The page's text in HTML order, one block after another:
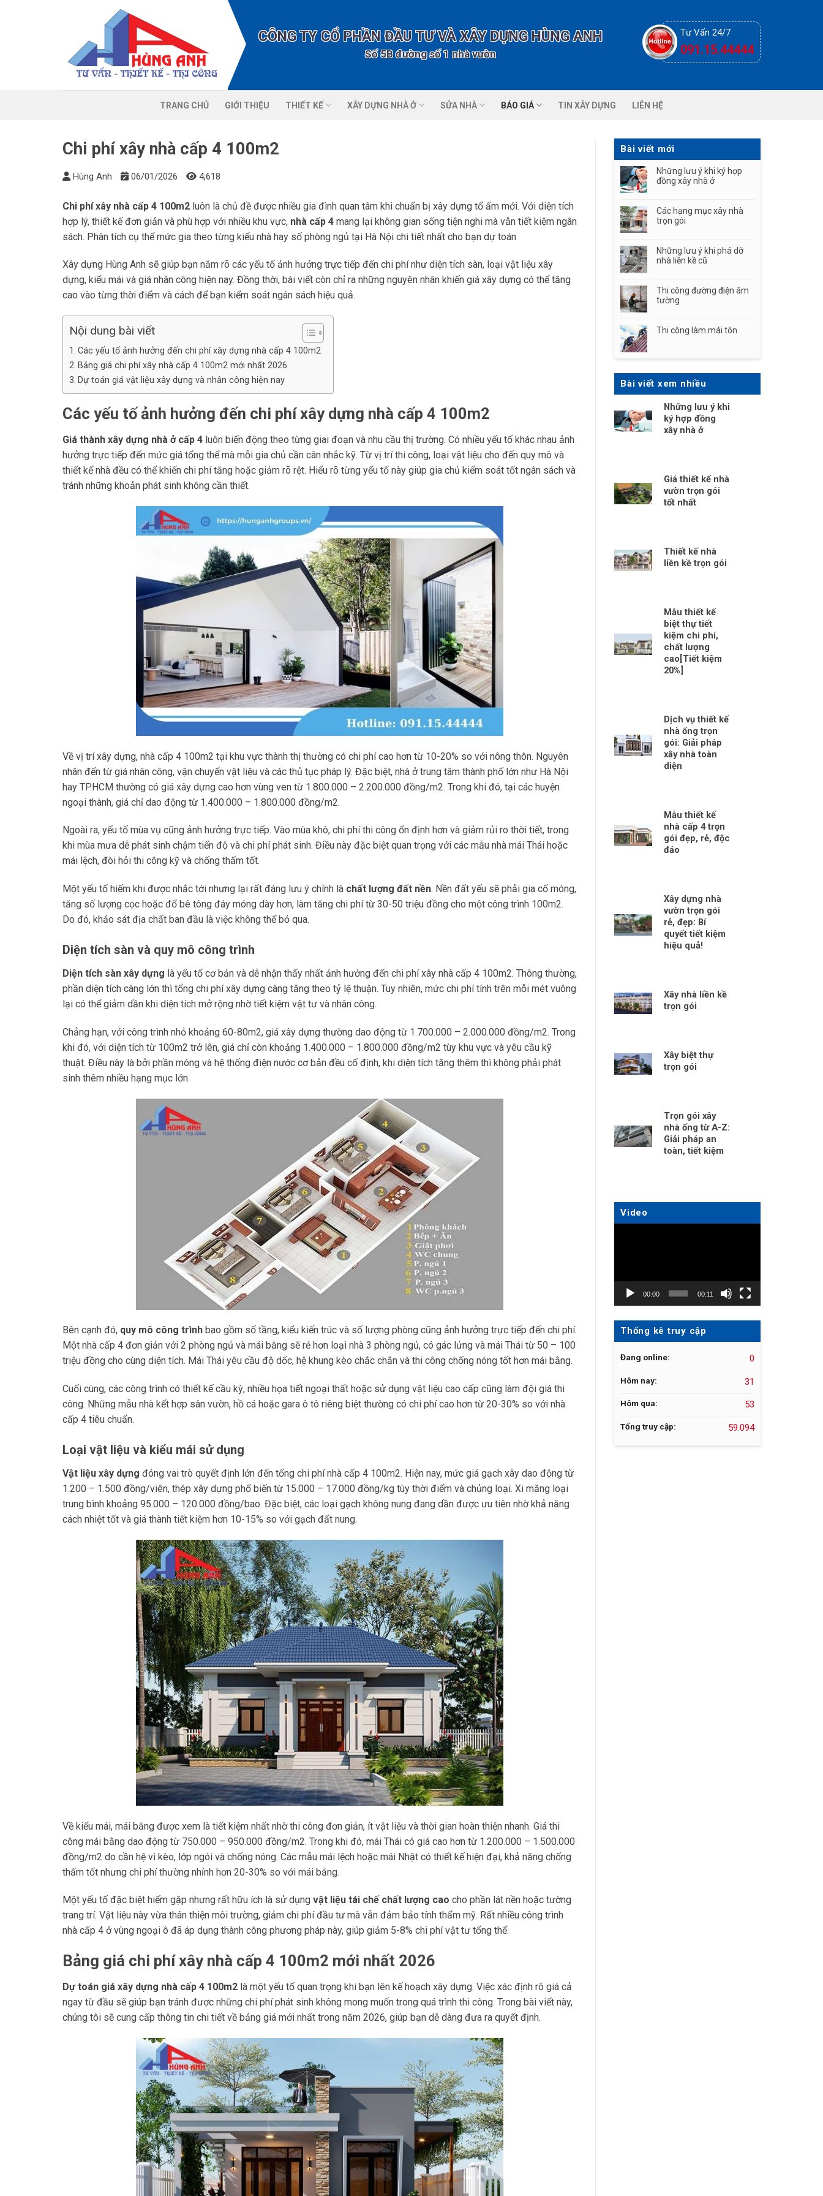
CÔNG TY CỔ PHẦN ĐẦU TƯ VÀ XÂY DỰNG HÙNG ANH
Số 5B đường số 1 nhà vườn 2 KĐT Tổng
Tư Vấn 24/7
091.15.44444
TRANG CHỦ GIỚI THIỆU THIẾT KẾ XÂY DỰNG NHÀ Ở SỬA NHÀ BÁO GIÁ TIN XÂY DỰNG LIÊN HỆ
Chi phí xây nhà cấp 4 100m2
Hùng Anh 06/01/2026 4,618
Chi phí xây nhà cấp 4 100m2 luôn là chủ đề được nhiều gia đình quan tâm khi chuẩn bị xây dựng tổ ấm mới. Với diện tích
hợp lý, thiết kế đơn giản và phù hợp với nhiều khu vực, nhà cấp 4 mang lại không gian sống tiện nghi mà vẫn tiết kiệm ngân
sách. Phân tích cụ thể mức gia theo từng kiểu nhà hay số phòng ngủ tại Hà Nội chi tiết nhất cho bạn dự toán
Xây dựng Hùng Anh sẽ giúp bạn nắm rõ các yếu tố ảnh hưởng trực tiếp đến chi phí như diện tích sàn, loại vật liệu xây
dựng, kiểu mái và giá nhân công hiện nay. Đồng thời, bài viết còn chỉ ra những nguyên nhân khiến giá xây dựng có thể tăng
cao vào từng thời điểm và cách để bạn kiểm soát ngân sách hiệu quả.
Nội dung bài viết
Các yếu tố ảnh hưởng đến chi phí xây dựng nhà cấp 4 100m2
Bảng giá chi phí xây nhà cấp 4 100m2 mới nhất 2026
Dự toán giá vật liệu xây dựng và nhân công hiện nay
Các yếu tố ảnh hưởng đến chi phí xây dựng nhà cấp 4 100m2
Giá thành xây dựng nhà ở cấp 4 luôn biến động theo từng giai đoạn và nhu cầu thị trường. Có nhiều yếu tố khác nhau ảnh
hưởng trực tiếp đến mức giá tổng thể mà mỗi gia chủ cần cân nhắc kỹ. Từ vị trí thi công, loại vật liệu cho đến quy mô và
thiết kế nhà đều có thể khiến chi phí tăng hoặc giảm rõ rệt. Hiểu rõ từng yếu tố này giúp gia chủ kiểm soát tốt ngân sách và
tránh những khoản phát sinh không cần thiết.
Về vị trí xây dựng, nhà cấp 4 100m2 tại khu vực thành thị thường có chi phí cao hơn từ 10-20% so với nông thôn. Nguyên
nhân đến từ giá nhân công, vận chuyển vật liệu và các thủ tục pháp lý. Đặc biệt, nhà ở trung tâm thành phố lớn như Hà Nội
hay TP.HCM thường có giá xây dựng cao hơn vùng ven từ 1.800.000 – 2.200.000 đồng/m2. Trong khi đó, tại các huyện
ngoại thành, giá chỉ dao động từ 1.400.000 – 1.800.000 đồng/m2.
Ngoài ra, yếu tố mùa vụ cũng ảnh hưởng trực tiếp. Vào mùa khô, chi phí thi công ổn định hơn và giảm rủi ro thời tiết, trong
khi mùa mưa dễ phát sinh chậm tiến độ và chi phí phát sinh. Điều này đặc biệt quan trọng với các mẫu nhà mái Thái hoặc
mái lệch, đòi hỏi thi công kỹ và chống thấm tốt.
Một yếu tố hiếm khi được nhắc tới nhưng lại rất đáng lưu ý chính là chất lượng đất nền. Nền đất yếu sẽ phải gia cố móng,
tăng số lượng cọc hoặc đổ bê tông đáy móng dày hơn, làm tăng chi phí từ 30-50 triệu đồng cho một công trình 100m2.
Do đó, khảo sát địa chất ban đầu là việc không thể bỏ qua.
Diện tích sàn và quy mô công trình
Diện tích sàn xây dựng là yếu tố cơ bản và dễ nhận thấy nhất ảnh hưởng đến chi phí xây nhà cấp 4 100m2. Thông thường,
phần diện tích càng lớn thì tổng chi phí xây dựng càng tăng theo tỷ lệ thuận. Tuy nhiên, mức chi phí tính trên mỗi mét vuông
lại có thể giảm dần khi diện tích mở rộng nhờ tiết kiệm vật tư và nhân công.
Chẳng hạn, với công trình nhỏ khoảng 60-80m2, giá xây dựng thường dao động từ 1.700.000 – 2.000.000 đồng/m2. Trong
khi đó, với diện tích từ 100m2 trở lên, giá chỉ còn khoảng 1.400.000 – 1.800.000 đồng/m2 tùy khu vực và yêu cầu kỹ
thuật. Điều này là bởi phần móng và hệ thống điện nước cơ bản đều cố định, khi diện tích tăng thêm thì không phải phát
sinh thêm nhiều hạng mục lớn.
Bên cạnh đó, quy mô công trình bao gồm số tầng, kiểu kiến trúc và số lượng phòng cũng ảnh hưởng trực tiếp đến chi phí.
Một nhà cấp 4 đơn giản với 2 phòng ngủ và mái bằng sẽ rẻ hơn loại nhà 3 phòng ngủ, có gác lửng và mái Thái từ 50 – 100
triệu đồng cho cùng diện tích. Mái Thái yêu cầu độ dốc, hệ khung kèo chắc chắn và thi công chống nóng tốt hơn mái bằng.
Cuối cùng, các công trình có thiết kế cầu kỳ, nhiều họa tiết ngoại thất hoặc sử dụng vật liệu cao cấp cũng làm đội giá thi
công. Những mẫu nhà kết hợp sân vườn, hồ cá hoặc gara ô tô riêng biệt thường có chi phí cao hơn từ 20-30% so với nhà
cấp 4 tiêu chuẩn.
Loại vật liệu và kiểu mái sử dụng
Vật liệu xây dựng đóng vai trò quyết định lớn đến tổng chi phí nhà cấp 4 100m2. Hiện nay, mức giá gạch xây dao động từ
1.200 – 1.500 đồng/viên, thép xây dựng phổ biến từ 15.000 – 17.000 đồng/kg tùy thời điểm và chủng loại. Xi măng loại
trung bình khoảng 95.000 – 120.000 đồng/bao. Đặc biệt, các loại gạch không nung đang dần được ưu tiên nhờ khả năng
cách nhiệt tốt và giá thành tiết kiệm hơn 10-15% so với gạch đất nung.
Về kiểu mái, mái bằng được xem là tiết kiệm nhất nhờ thi công đơn giản, ít vật liệu và thời gian hoàn thiện nhanh. Giá thi
công mái bằng dao động từ 750.000 – 950.000 đồng/m2. Trong khi đó, mái Thái có giá cao hơn từ 1.200.000 – 1.500.000
đồng/m2 do cần hệ vì kèo, lớp ngói và chống nóng. Các mẫu mái lệch hoặc mái Nhật có thiết kế hiện đại, khả năng chống
thấm tốt nhưng chi phí thường nhỉnh hơn 20-30% so với mái bằng.
Một yếu tố đặc biệt hiếm gặp nhưng rất hữu ích là sử dụng vật liệu tái chế chất lượng cao cho phần lát nền hoặc tường
trang trí. Vật liệu này vừa thân thiện môi trường, giảm chi phí đầu tư mà vẫn đảm bảo tính thẩm mỹ. Rất nhiều công trình
nhà cấp 4 ở vùng ngoại ô đã áp dụng thành công phương pháp này, giúp giảm 5-8% chi phí vật tư tổng thể.
Bảng giá chi phí xây nhà cấp 4 100m2 mới nhất 2026
Dự toán giá xây dựng nhà cấp 4 100m2 là một yếu tố quan trọng khi bạn lên kế hoạch xây dựng. Việc xác định rõ giá cả
ngay từ đầu sẽ giúp bạn tránh được những chi phí phát sinh không mong muốn trong quá trình thi công. Trong bài viết này,
chúng tôi sẽ cung cấp thông tin chi tiết về bảng giá mới nhất trong năm 2026, giúp bạn dễ dàng đưa ra quyết định.
Bài viết mới
Những lưu ý khi ký hợp
đồng xây nhà ở
Các hạng mục xây nhà
trọn gói
Những lưu ý khi phá dỡ
nhà liền kề cũ
Thi công đường điện âm
tường
Thi công làm mái tôn
Bài viết xem nhiều
Những lưu ý khi
ký hợp đồng
xây nhà ở
Giá thiết kế nhà
vườn trọn gói
tốt nhất
Thiết kế nhà
liền kề trọn gói
Mẫu thiết kế
biệt thự tiết
kiệm chi phí,
chất lượng
cao[Tiết kiệm
20%]
Dịch vụ thiết kế
nhà ống trọn
gói: Giải pháp
xây nhà toàn
diện
Mẫu thiết kế
nhà cấp 4 trọn
gói đẹp, rẻ, độc
đáo
Xây dựng nhà
vườn trọn gói
rẻ, đẹp: Bí
quyết tiết kiệm
hiệu quả!
Xây nhà liền kề
trọn gói
Xây biệt thự
trọn gói
Trọn gói xây
nhà ống từ A-Z:
Giải pháp an
toàn, tiết kiệm
Video
00:00 00:11
Thống kê truy cập
Đang online: 0
Hôm nay: 31
Hôm qua: 53
Tổng truy cập: 59.094